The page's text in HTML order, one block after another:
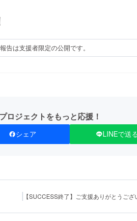
告は支援者限定の公開です。
ロジェクトをもっと応援！
シェア LINEで送
【SUCCESS終了】ご支援ありがとうござ